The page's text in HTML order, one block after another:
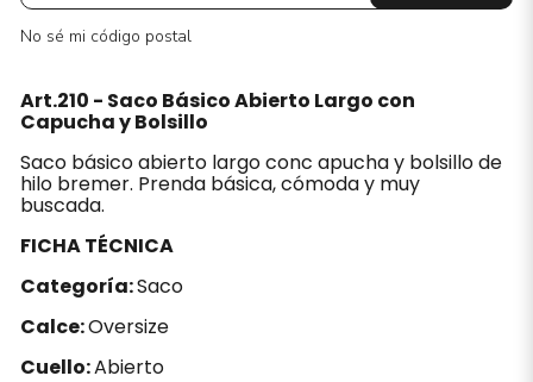
No sé mi código postal
Art.210 - Saco Básico Abierto Largo con
Capucha y Bolsillo
Saco básico abierto largo conc apucha y bolsillo de
hilo bremer. Prenda básica, cómoda y muy
buscada.
FICHA TÉCNICA
Categoría:Saco
Calce:Oversize
Cuello:Abierto